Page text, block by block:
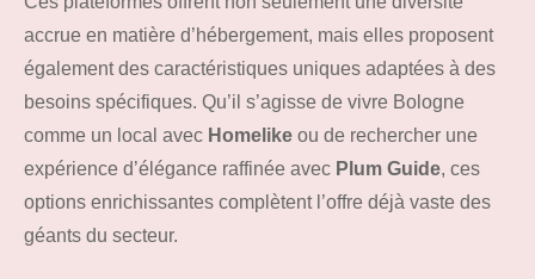
accrue en matière d’hébergement, mais elles proposent
également des caractéristiques uniques adaptées à des
besoins spécifiques. Qu’il s’agisse de vivre Bologne
comme un local avec Homelike ou de rechercher une
expérience d’élégance raffinée avec Plum Guide, ces
options enrichissantes complètent l’offre déjà vaste des
géants du secteur.